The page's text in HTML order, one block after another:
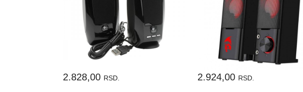
2.828,00 RSD. 2.924,00 RSD.